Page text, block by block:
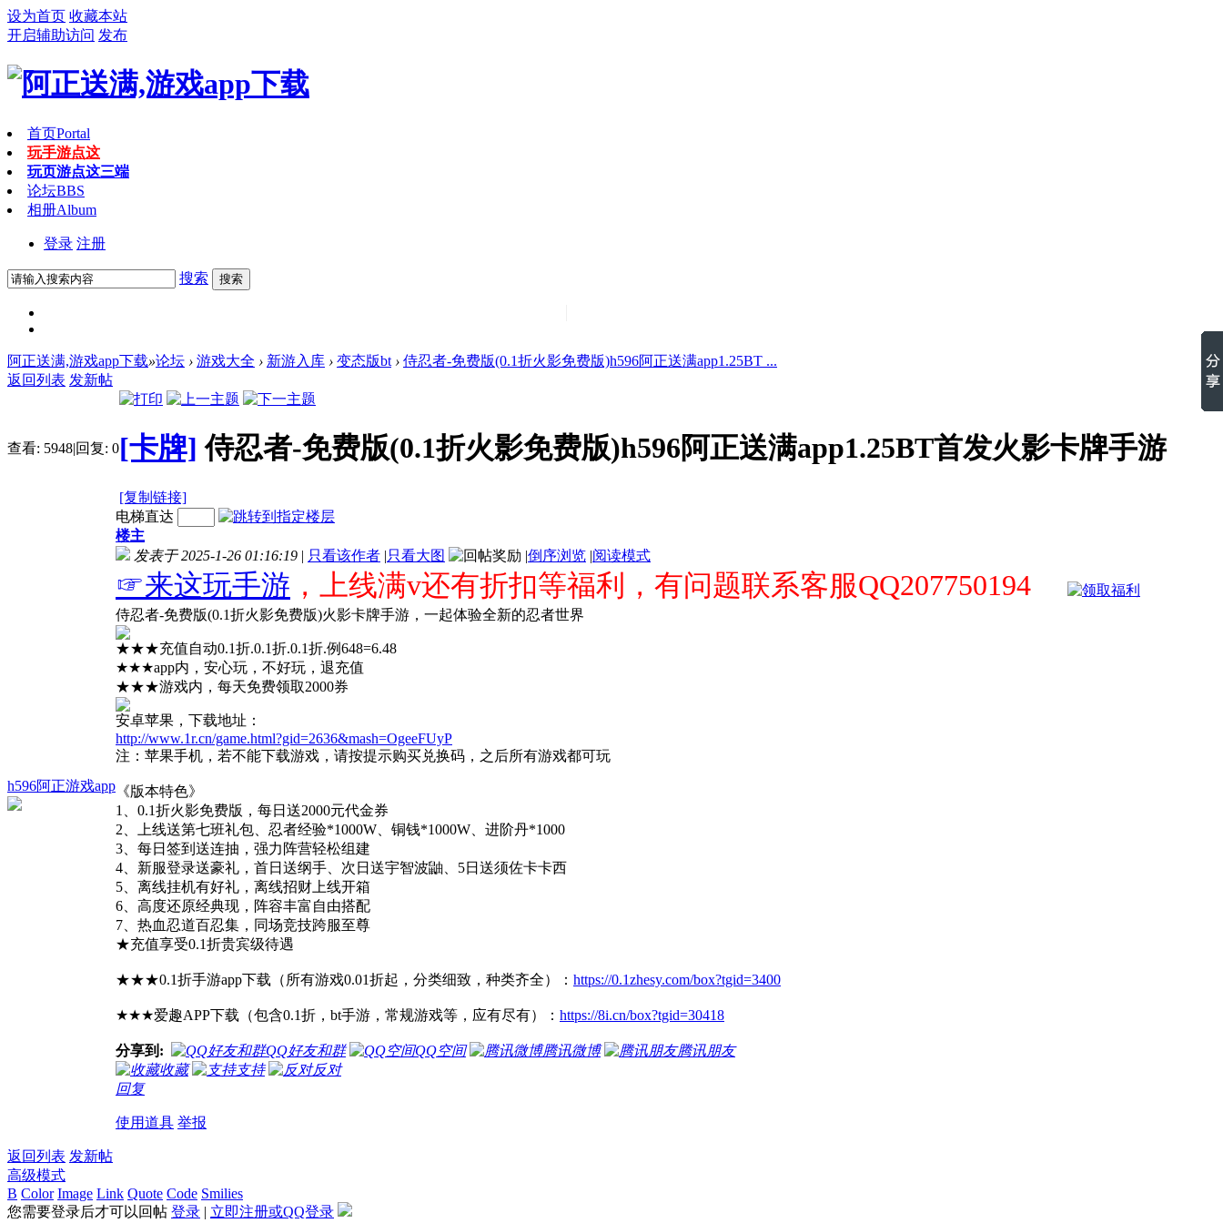
设为首页 收藏本站
开启辅助访问 发布
首页Portal
玩手游点这
玩页游点这三端
论坛BBS
相册Album
登录 注册
搜索 搜索
阿正送满,游戏app下载»论坛 › 游戏大全 › 新游入库 › 变态版bt › 侍忍者-免费版(0.1折火影免费版)h596阿正送满app1.25BT ...
返回列表 发新帖
查看: 5948|回复: 0[卡牌] 侍忍者-免费版(0.1折火影免费版)h596阿正送满app1.25BT首发火影卡牌手游
[复制链接]
h596阿正游戏app
电梯直达
楼主
发表于 2025-1-26 01:16:19 | 只看该作者 |只看大图 |倒序浏览 |阅读模式
☞来这玩手游 ，上线满v还有折扣等福利，有问题联系客服QQ207750194
侍忍者-免费版(0.1折火影免费版)火影卡牌手游，一起体验全新的忍者世界
★★★充值自动0.1折.0.1折.0.1折.例648=6.48
★★★app内，安心玩，不好玩，退充值
★★★游戏内，每天免费领取2000券
安卓苹果，下载地址：
http://www.1r.cn/game.html?gid=2636&mash=OgeeFUyP
注：苹果手机，若不能下载游戏，请按提示购买兑换码，之后所有游戏都可玩
《版本特色》
1、0.1折火影免费版，每日送2000元代金券
2、上线送第七班礼包、忍者经验*1000W、铜钱*1000W、进阶丹*1000
3、每日签到送连抽，强力阵营轻松组建
4、新服登录送豪礼，首日送纲手、次日送宇智波鼬、5日送须佐卡卡西
5、离线挂机有好礼，离线招财上线开箱
6、高度还原经典现，阵容丰富自由搭配
7、热血忍道百忍集，同场竞技跨服至尊
★充值享受0.1折贵宾级待遇
★★★0.1折手游app下载（所有游戏0.01折起，分类细致，种类齐全）： https://0.1zhesy.com/box?tgid=3400
★★★爱趣APP下载（包含0.1折，bt手游，常规游戏等，应有尽有）： https://8i.cn/box?tgid=30418
分享到: QQ好友和群 QQ空间 腾讯微博
腾讯朋友
收藏
支持
反对
回复
使用道具 举报
返回列表 发新帖
高级模式
B Color Image Link Quote Code Smilies
您需要登录后才可以回帖 登录 | 立即注册或QQ登录